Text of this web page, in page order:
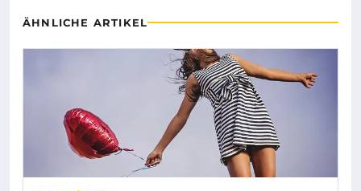
ÄHNLICHE ARTIKEL